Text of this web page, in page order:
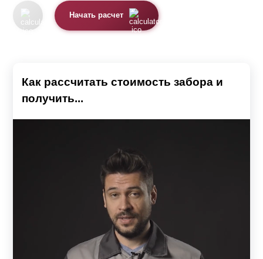
Начать расчет
Как рассчитать стоимость забора и
получить...